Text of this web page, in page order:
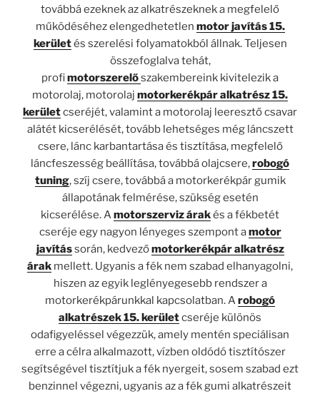
továbbá ezeknek az alkatrészeknek a megfelelő
működéséhez elengedhetetlen motor javítás 15.
kerületés szerelési folyamatokból állnak. Teljesen
összefoglalva tehát,
profimotorszerelőszakembereink kivitelezik a
motorolaj, motorolaj motorkerékpár alkatrész 15.
kerületcseréjét, valamint a motorolaj leeresztő csavar
alátét kicserélését, tovább lehetséges még láncszett
csere, lánc karbantartása és tisztítása, megfelelő
láncfeszesség beállítása, továbbá olajcsere,robogó
tuning, szíj csere, továbbá a motorkerékpár gumik
állapotának felmérése, szükség esetén
kicserélése. Amotorszerviz árakés a fékbetét
cseréje egy nagyon lényeges szempont amotor
javítássorán, kedvezőmotorkerékpár alkatrész
árak mellett. Ugyanis a fék nem szabad elhanyagolni,
hiszen az egyik leglényegesebb rendszer a
motorkerékpárunkkal kapcsolatban. Arobogó
alkatrészek 15. kerületcseréje különös
odafigyeléssel végezzük, amely mentén speciálisan
erre a célra alkalmazott, vízben oldódó tisztítószer
segítségével tisztítjuk a fék nyergeit, sosem szabad ezt
benzinnel végezni, ugyanis az a fék gumi alkatrészeit